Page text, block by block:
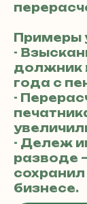
Примеры
-
должник
года с
-
- Дележ
разводе
бизнесе.